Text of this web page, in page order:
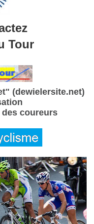
Tour
(dewielersite.net)
coureurs